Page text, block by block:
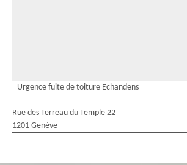
Urgence fuite de toiture Echandens
Rue des Terreau du Temple 22
1201 Genève